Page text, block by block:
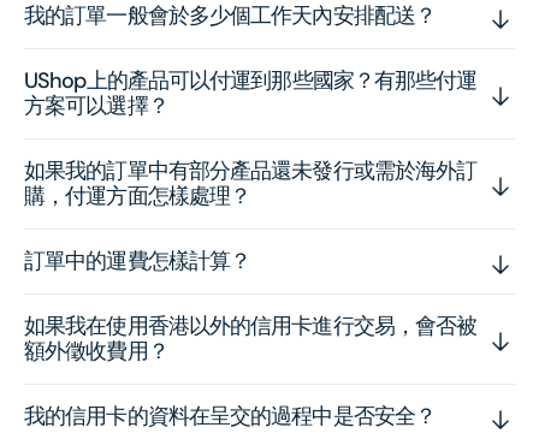
我的訂單一般會於多少個工作天內安排配送？
UShop上的產品可以付運到那些國家？有那些付運
方案可以選擇？
如果我的訂單中有部分產品還未發行或需於海外訂
購，付運方面怎樣處理？
訂單中的運費怎樣計算？
如果我在使用香港以外的信用卡進行交易，會否被
額外徵收費用？
我的信用卡的資料在呈交的過程中是否安全？